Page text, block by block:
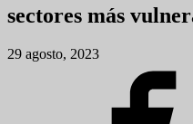
sectores más
29 agosto, 2023